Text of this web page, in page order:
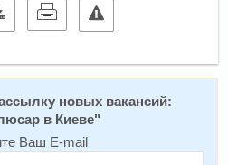
новых вакансий:
в Киеве"
Ваш E-mail